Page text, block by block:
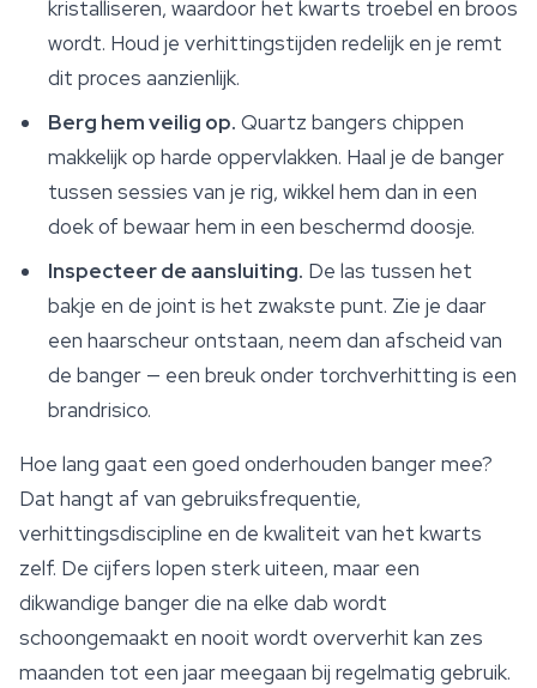
kristalliseren, waardoor het kwarts troebel en broos
wordt. Houd je verhittingstijden redelijk en je remt
dit proces aanzienlijk.
Berg hem veilig op. Quartz bangers chippen
makkelijk op harde oppervlakken. Haal je de banger
tussen sessies van je rig, wikkel hem dan in een
doek of bewaar hem in een beschermd doosje.
Inspecteer de aansluiting. De las tussen het
bakje en de joint is het zwakste punt. Zie je daar
een haarscheur ontstaan, neem dan afscheid van
de banger — een breuk onder torchverhitting is een
brandrisico.
Hoe lang gaat een goed onderhouden banger mee?
Dat hangt af van gebruiksfrequentie,
verhittingsdiscipline en de kwaliteit van het kwarts
zelf. De cijfers lopen sterk uiteen, maar een
dikwandige banger die na elke dab wordt
schoongemaakt en nooit wordt oververhit kan zes
maanden tot een jaar meegaan bij regelmatig gebruik.